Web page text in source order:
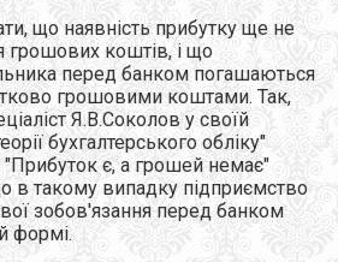
що наявність прибутку ще не
грошових коштів, і що
перед банком погашаються
грошовими коштами. Так,
Я.В.Соколов у своїй
бухгалтерського обліку"
"Прибуток є, а грошей немає"
в такому випадку підприємство
зобов'язання перед банком
формі.